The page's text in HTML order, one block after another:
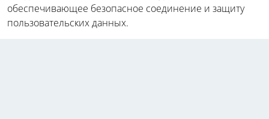
обеспечивающее безопасное соединение и защиту
пользовательских данных.